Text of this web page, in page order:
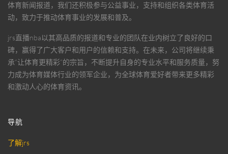
体育新闻报道，我们还积极参与公益事业，支持和组织各类体育活
动，致力于推动体育事业的发展和普及。
jrs直播nba以其高品质的报道和专业的团队在业内树立了良好的口
碑，赢得了广大客户和用户的信赖和支持。在未来，公司将继续秉
承“让体育更精彩”的宗旨，不断提升自身的专业水平和服务质量，努
力成为体育媒体行业的领军企业，为全球体育爱好者带来更多精彩
和激动人心的体育资讯。
导航
了解jrs